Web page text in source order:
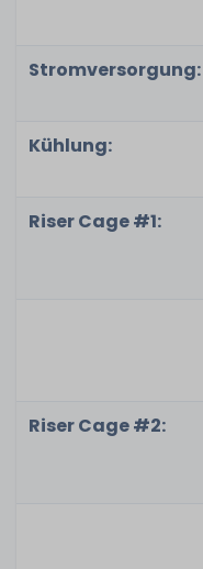
Stromversorgung:
Kühlung:
Riser Cage #1:
Riser Cage #2: